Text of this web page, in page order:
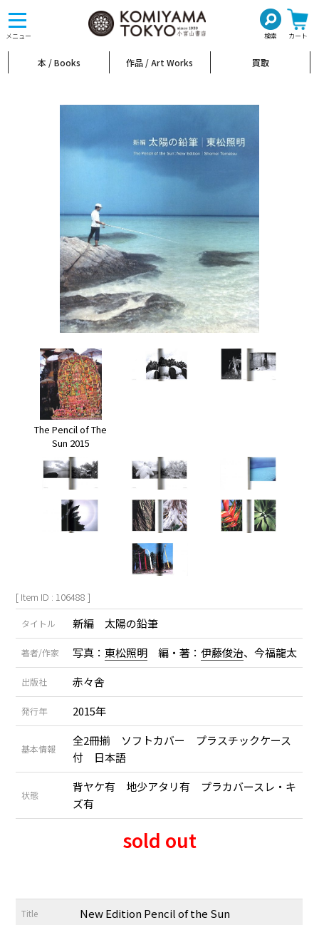
メニュー 検索 カート
toggle
navigation
本 / Books 作品 / Art Works 買取
The Pencil of The
Sun 2015
[ Item ID : 106488 ]
タイトル 新編 太陽の鉛筆
著者/作家 写真： 東松照明 編・著：伊藤俊治、今福龍太
出版社 赤々舎
発行年 2015年
基本情報
全2冊揃 ソフトカバー プラスチックケース
付 日本語
状態
背ヤケ有 地少アタリ有 プラカバースレ・キ
ズ有
sold out
Title New Edition Pencil of the Sun